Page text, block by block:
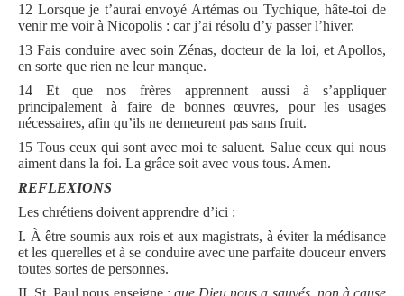
12 Lorsque je t’aurai envoyé Artémas ou Tychique, hâte-toi de
venir me voir à Nicopolis : car j’ai résolu d’y passer l’hiver.
13 Fais conduire avec soin Zénas, docteur de la loi, et Apollos,
en sorte que rien ne leur manque.
14 Et que nos frères apprennent aussi à s’appliquer
principalement à faire de bonnes œuvres, pour les usages
nécessaires, afin qu’ils ne demeurent pas sans fruit.
15 Tous ceux qui sont avec moi te saluent. Salue ceux qui nous
aiment dans la foi. La grâce soit avec vous tous. Amen.
REFLEXIONS
Les chrétiens doivent apprendre d’ici :
I. À être soumis aux rois et aux magistrats, à éviter la médisance
et les querelles et à se conduire avec une parfaite douceur envers
toutes sortes de personnes.
II. St. Paul nous enseigne : que Dieu nous a sauvés, non à cause